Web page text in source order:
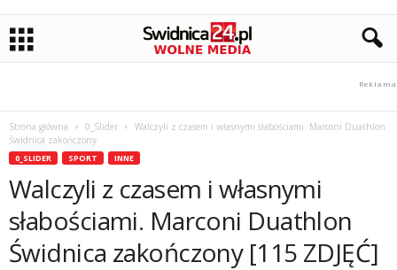
Strona główna 0_Slider
Walczyli z czasem i własnymi słabościami. Marconi Duathlon
Świdnica zakończony
0_SLIDER SPORT INNE
Walczyli z czasem i własnymi
słabościami. Marconi Duathlon
Świdnica zakończony [115 ZDJĘĆ]